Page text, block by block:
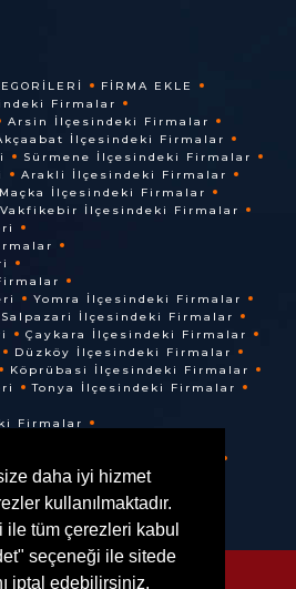
daha iyi hizmet
kullanılmaktadır.
tüm çerezleri kabul
seçeneği ile sitede
iptal edebilirsiniz.
FIRMA EKLE
Firmalar
Arsin İlçesindeki Firmalar
İlçesindeki Firmalar
Sürmene İlçesindeki Firmalar
Arakli İlçesindeki Firmalar
Maçka İlçesindeki Firmalar
Vakfikebir İlçesindeki Firmalar
Yomra İlçesindeki Firmalar
Salpazari İlçesindeki Firmalar
Çaykara İlçesindeki Firmalar
Düzköy İlçesindeki Firmalar
Köprübasi İlçesindeki Firmalar
Tonya İlçesindeki Firmalar
Firmalar
Of Firma Rehberi